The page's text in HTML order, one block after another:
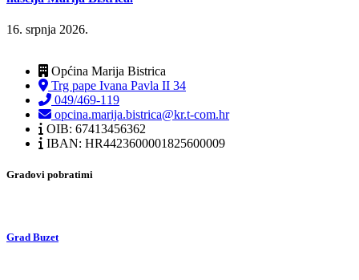
16. srpnja 2026.
Općina Marija Bistrica
Trg pape Ivana Pavla II 34
049/469-119
opcina.marija.bistrica@kr.t-com.hr
OIB: 67413456362
IBAN: HR4423600001825600009
Gradovi pobratimi
Grad Buzet